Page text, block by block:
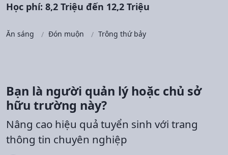
Học phí: 8,2 Triệu đến 12,2 Triệu
Ăn sáng Đón muộn Trông thứ bảy
Bạn là người quản lý hoặc chủ sở
hữu trường này?
Nâng cao hiệu quả tuyển sinh với trang
thông tin chuyên nghiệp